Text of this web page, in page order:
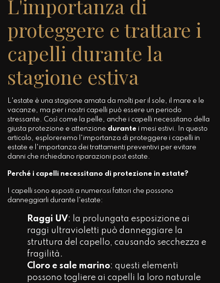
L'importanza di
proteggere e trattare i
capelli durante la
stagione estiva
L'estate è una stagione amata da molti per il sole, il mare e le
vacanze, ma per i nostri capelli può essere un periodo
stressante. Così come la pelle, anche i capelli necessitano della
giusta protezione e attenzione durante i mesi estivi. In questo
articolo, esploreremo l'importanza di proteggere i capelli in
estate e l'importanza dei trattamenti preventivi per evitare
danni che richiedano riparazioni post estate.
Perché i capelli necessitano di protezione in estate?
I capelli sono esposti a numerosi fattori che possono
danneggiarli durante l'estate:
Raggi UV: la prolungata esposizione ai
raggi ultravioletti può danneggiare la
struttura del capello, causando secchezza e
fragilità.
Cloro e sale marino: questi elementi
possono togliere ai capelli la loro naturale